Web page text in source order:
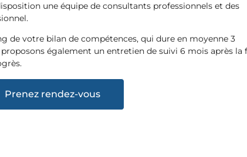
une équipe de consultants professionnels et des
de votre bilan de compétences, qui dure en moyenne 3
également un entretien de suivi 6 mois après la
Prenez rendez-vous